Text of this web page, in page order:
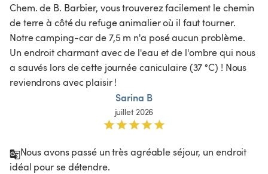
Chem. de B. Barbier, vous trouverez facilement le chemin
de terre à côté du refuge animalier où il faut tourner.
Notre camping-car de 7,5 m n'a posé aucun problème.
Un endroit charmant avec de l'eau et de l'ombre qui nous
a sauvés lors de cette journée caniculaire (37 °C) ! Nous
reviendrons avec plaisir !
Sarina B
juillet 2026
Nous avons passé un très agréable séjour, un endroit
idéal pour se détendre.